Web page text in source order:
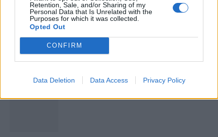
Retention, Sale, and/or Sharing of my
Personal Data that Is Unrelated with the
Purposes for which it was collected.
Opted Out
CONFIRM
Data Deletion Data Access Privacy Policy
Deputados do PSD saúdam Banda
Sinfónica da ARMAB pelo 1º lugar...